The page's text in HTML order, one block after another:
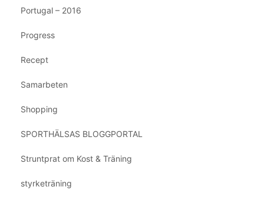
Portugal – 2016
Progress
Recept
Samarbeten
Shopping
SPORTHÄLSAS BLOGGPORTAL
Struntprat om Kost & Träning
styrketräning